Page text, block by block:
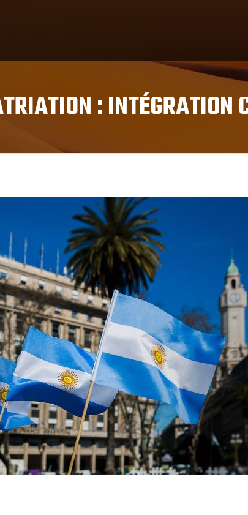
:INTÉGRATION